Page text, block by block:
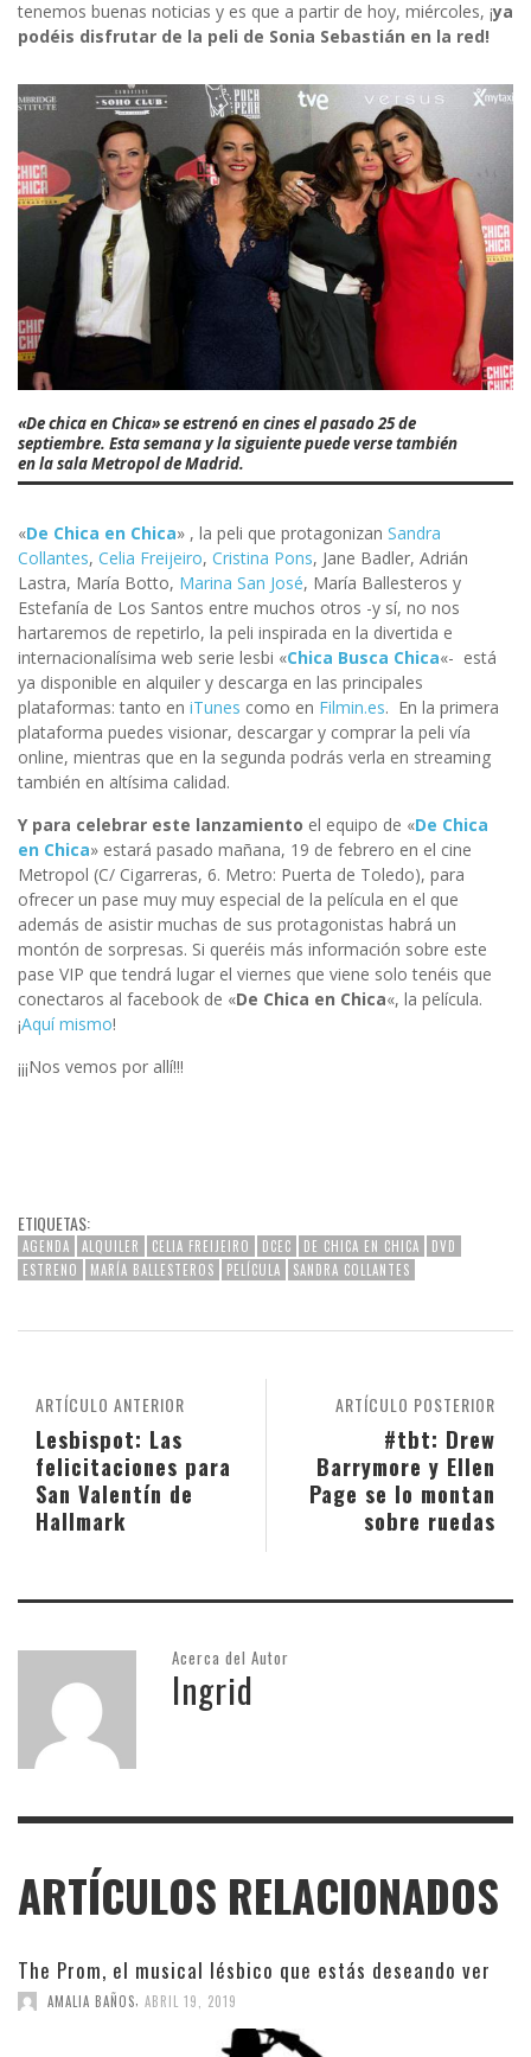
tenemos buenas noticias y es que a partir de hoy, miércoles, ¡ya
podéis disfrutar de la peli de Sonia Sebastián en la red!
«De chica en Chica» se estrenó en cines el pasado 25 de
septiembre. Esta semana y la siguiente puede verse también
en la sala Metropol de Madrid.
«De Chica en Chica» , la peli que protagonizan Sandra
Collantes, Celia Freijeiro, Cristina Pons, Jane Badler, Adrián
Lastra, María Botto, Marina San José, María Ballesteros y
Estefanía de Los Santos entre muchos otros -y sí, no nos
hartaremos de repetirlo, la peli inspirada en la divertida e
internacionalísima web serie lesbi «Chica Busca Chica«- está
ya disponible en alquiler y descarga en las principales
plataformas: tanto en iTunes como en Filmin.es. En la primera
plataforma puedes visionar, descargar y comprar la peli vía
online, mientras que en la segunda podrás verla en streaming
también en altísima calidad.
Y para celebrar este lanzamiento el equipo de «De Chica
en Chica» estará pasado mañana, 19 de febrero en el cine
Metropol (C/ Cigarreras, 6. Metro: Puerta de Toledo), para
ofrecer un pase muy muy especial de la película en el que
además de asistir muchas de sus protagonistas habrá un
montón de sorpresas. Si queréis más información sobre este
pase VIP que tendrá lugar el viernes que viene solo tenéis que
conectaros al facebook de «De Chica en Chica«, la película.
¡Aquí mismo!
¡¡¡Nos vemos por allí!!!
ETIQUETAS:
AGENDA ALQUILER CELIA FREIJEIRO DCEC DE CHICA EN CHICA
DVD
ESTRENO
MARÍA BALLESTEROS PELÍCULA SANDRA COLLANTES
ARTÍCULO POSTERIOR
#tbt: Drew
Barrymore y Ellen
Page se lo montan
sobre ruedas
ARTÍCULO ANTERIOR
Lesbispot: Las
felicitaciones para
San Valentín de
Hallmark
Acerca del Autor
Ingrid
ARTÍCULOS RELACIONADOS
The Prom, el musical lésbico que estás deseando ver
AMALIA BAÑOS, ABRIL 19, 2019